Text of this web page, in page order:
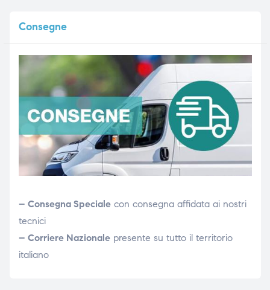
Consegne
– Consegna Specialecon consegna affidata ai nostri
tecnici
– Corriere Nazionalepresente su tutto il territorio
italiano